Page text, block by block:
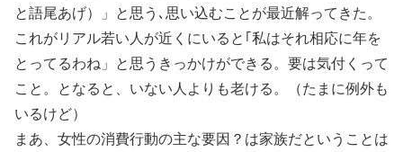
と語尾あげ）」と思う､思い込むことが最近解ってきた。
これがリアル若い人が近くにいると｢私はそれ相応に年を
とってるわね」と思うきっかけができる。要は気付くって
こと。となると、いない人よりも老ける。（たまに例外も
いるけど）
まあ、女性の消費行動の主な要因？は家族だということは